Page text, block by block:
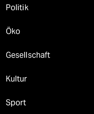
Politik
Öko
Gesellschaft
Kultur
Sport